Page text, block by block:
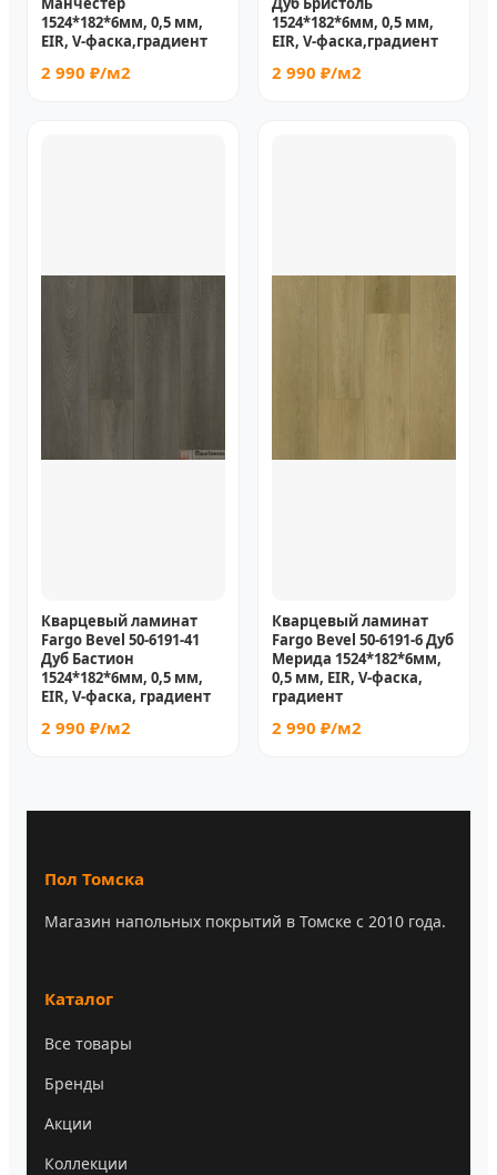
1524*182*6мм, 0,5 мм,
EIR, V-фаска,градиент
2 990 ₽/м2
1524*182*6мм, 0,5 мм,
EIR, V-фаска,градиент
2 990 ₽/м2
Кварцевый ламинат
Fargo Bevel 50-6191-41
Дуб Бастион
1524*182*6мм, 0,5 мм,
EIR, V-фаска, градиент
2 990 ₽/м2
Кварцевый ламинат
Fargo Bevel 50-6191-6 Дуб
Мерида 1524*182*6мм,
0,5 мм, EIR, V-фаска,
градиент
2 990 ₽/м2
Пол Томска
Магазин напольных покрытий в Томске с 2010 года.
Каталог
Все товары
Бренды
Акции
Коллекции